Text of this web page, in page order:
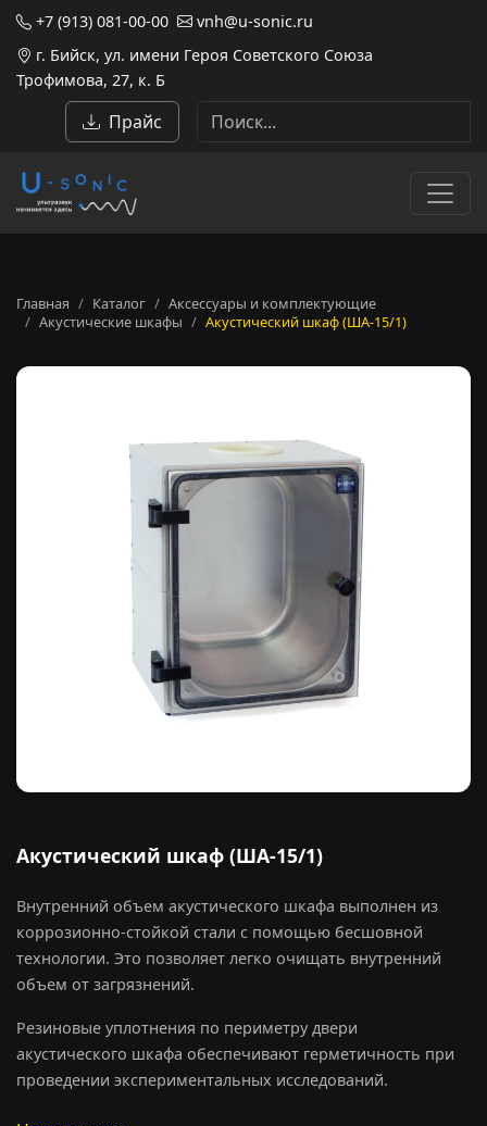
+7 (913) 081-00-00
vnh@u-sonic.ru
г. Бийск, ул. имени Героя Советского Союза
Трофимова, 27, к. Б
Прайс
Главная Каталог
Аксессуары и комплектующие
Акустические шкафы
Акустический шкаф (ША-15/1)
Акустический шкаф (ША-15/1)
Внутренний объем акустического шкафа выполнен из
коррозионно-стойкой стали с помощью бесшовной
технологии. Это позволяет легко очищать внутренний
объем от загрязнений.
Резиновые уплотнения по периметру двери
акустического шкафа обеспечивают герметичность при
проведении экспериментальных исследований.